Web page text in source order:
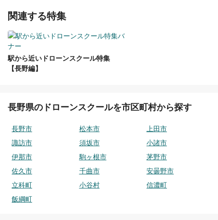
関連する特集
駅から近いドローンスクール特集
【長野編】
長野県のドローンスクールを市区町村から探す
長野市 松本市
上田市
諏訪市
須坂市
小諸市
伊那市
駒ヶ根市
茅野市
佐久市
千曲市
安曇野市
立科町
小谷村
信濃町
飯綱町